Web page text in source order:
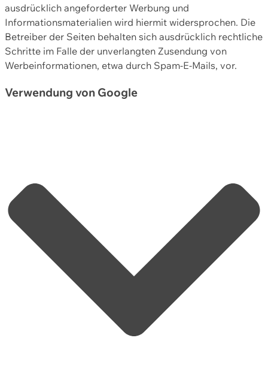
ausdrücklich angeforderter Werbung und
Informationsmaterialien wird hiermit widersprochen. Die
Betreiber der Seiten behalten sich ausdrücklich rechtliche
Schritte im Falle der unverlangten Zusendung von
Werbeinformationen, etwa durch Spam-E-Mails, vor.
Verwendung von Google